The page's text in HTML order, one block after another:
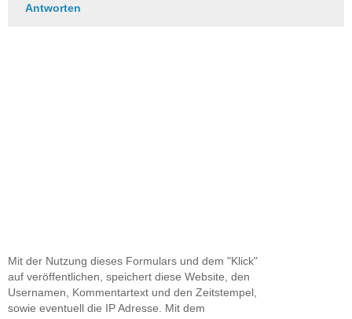
Antworten
Mit der Nutzung dieses Formulars und dem "Klick"
auf veröffentlichen, speichert diese Website, den
Usernamen, Kommentartext und den Zeitstempel,
sowie eventuell die IP Adresse. Mit dem